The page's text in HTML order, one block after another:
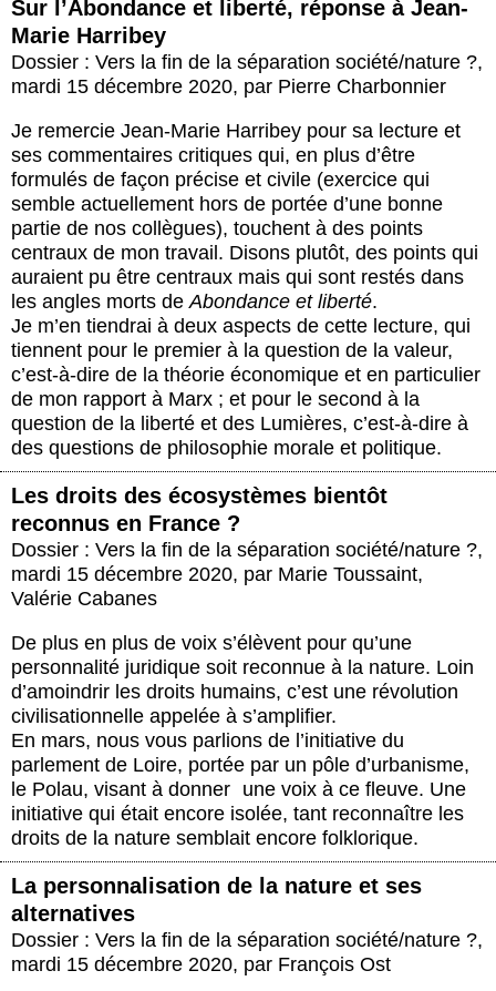
Sur l’Abondance et liberté, réponse à Jean-
Marie Harribey
Dossier : Vers la fin de la séparation société/nature ?,
mardi 15 décembre 2020, par Pierre Charbonnier
Je remercie Jean-Marie Harribey pour sa lecture et
ses commentaires critiques qui, en plus d’être
formulés de façon précise et civile (exercice qui
semble actuellement hors de portée d’une bonne
partie de nos collègues), touchent à des points
centraux de mon travail. Disons plutôt, des points qui
auraient pu être centraux mais qui sont restés dans
les angles morts de Abondance et liberté.
Je m’en tiendrai à deux aspects de cette lecture, qui
tiennent pour le premier à la question de la valeur,
c’est-à-dire de la théorie économique et en particulier
de mon rapport à Marx ; et pour le second à la
question de la liberté et des Lumières, c’est-à-dire à
des questions de philosophie morale et politique.
Les droits des écosystèmes bientôt
reconnus en France ?
Dossier : Vers la fin de la séparation société/nature ?,
mardi 15 décembre 2020, par Marie Toussaint,
Valérie Cabanes
De plus en plus de voix s’élèvent pour qu’une
personnalité juridique soit reconnue à la nature. Loin
d’amoindrir les droits humains, c’est une révolution
civilisationnelle appelée à s’amplifier.
En mars, nous vous parlions de l’initiative du
parlement de Loire, portée par un pôle d’urbanisme,
le Polau, visant à donner une voix à ce fleuve. Une
initiative qui était encore isolée, tant reconnaître les
droits de la nature semblait encore folklorique.
La personnalisation de la nature et ses
alternatives
Dossier : Vers la fin de la séparation société/nature ?,
mardi 15 décembre 2020, par François Ost